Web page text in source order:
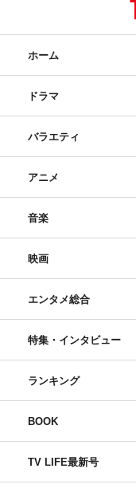
ホーム
ドラマ
バラエティ
アニメ
音楽
映画
エンタメ総合
特集・インタビュー
ランキング
BOOK
TV LIFE最新号